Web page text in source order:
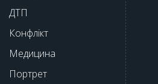
ДТП
Конфлікт
Медицина
Портрет